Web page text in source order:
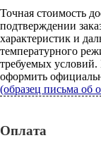
Точная стоимость
подтверждении
характеристик и
температурного
требуемых условий.
оформить
(образец письма об
Оплата